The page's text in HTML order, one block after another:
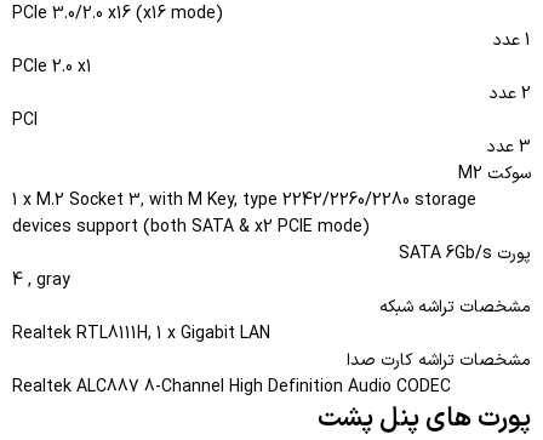
PCIe 3.0/2.0 x16 (x16 mode)
1 عدد
PCIe 2.0 x1
2 عدد
PCI
3 عدد
سوکت M2
1 x M.2 Socket 3, with M Key, type 2242/2260/2280 storage
devices support (both SATA & x2 PCIE mode)
پورت SATA 6Gb/s
4 , gray
مشخصات تراشه شبکه
Realtek RTL8111H, 1 x Gigabit LAN
مشخصات تراشه کارت صدا
Realtek ALC887 8-Channel High Definition Audio CODEC
پورت های پنل پشت